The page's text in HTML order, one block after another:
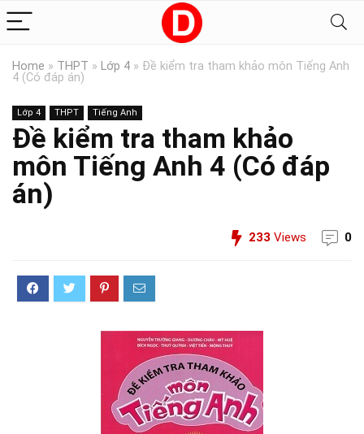
Home » THPT » Lớp 4 » Đề kiểm tra tham khảo môn Tiếng Anh
4 (Có đáp án)
Lớp 4 THPT Tiếng Anh
Đề kiểm tra tham khảo
môn Tiếng Anh 4 (Có đáp
án)
233 Views 0